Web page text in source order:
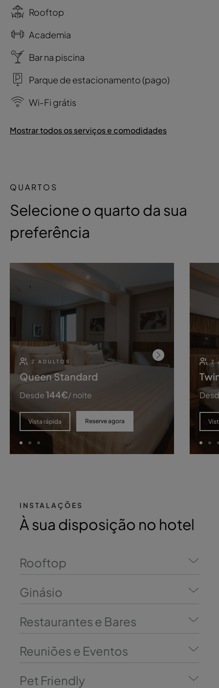
Rooftop
Academia
Bar na piscina
Parque de estacionamento (pago)
Wi-Fi grátis
Mostrar todos os serviços e comodidades
QUARTOS
Selecione o quarto da sua
preferência
2 ADULTOS
Queen Standard
Desde144€/ noite
Vista rápida Reserve agora
2
INSTALAÇÕES
À sua disposição no hotel
Rooftop
Ginásio
Restaurantes e Bares
Reuniões e Eventos
Pet Friendly